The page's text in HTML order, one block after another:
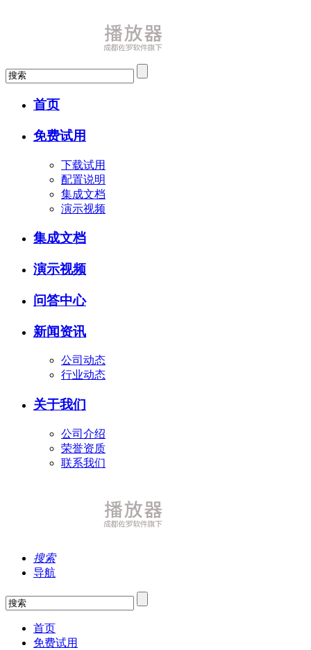
首页
免费试用
下载试用
配置说明
集成文档
演示视频
集成文档
演示视频
问答中心
新闻资讯
公司动态
行业动态
关于我们
公司介绍
荣誉资质
联系我们
搜索
导航
首页
免费试用